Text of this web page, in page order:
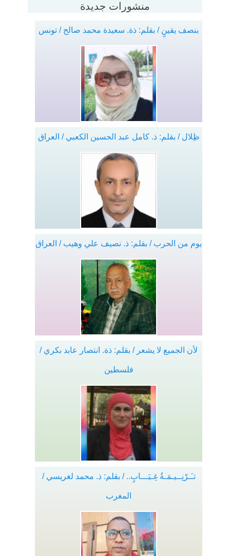
منشورات جديدة
بنصف يقينٍ / بقلم: ذة. سعيدة محمد صالح / تونس
ظِلال / بقلم: ذ. كامل عبد الحسين الكعبي / العراق
يوم من الحرب / بقلم: ذ. نصيف علي وهيب / العراق
لأن الجميع لا يشعر / بقلم: ذة. انتصار عابد بكري /
فلسطين
تـَـرْنِــيـمَـةُ غِـيَـــابٍ.. / بقلم: ذ. محمد لغريسي /
المغرب